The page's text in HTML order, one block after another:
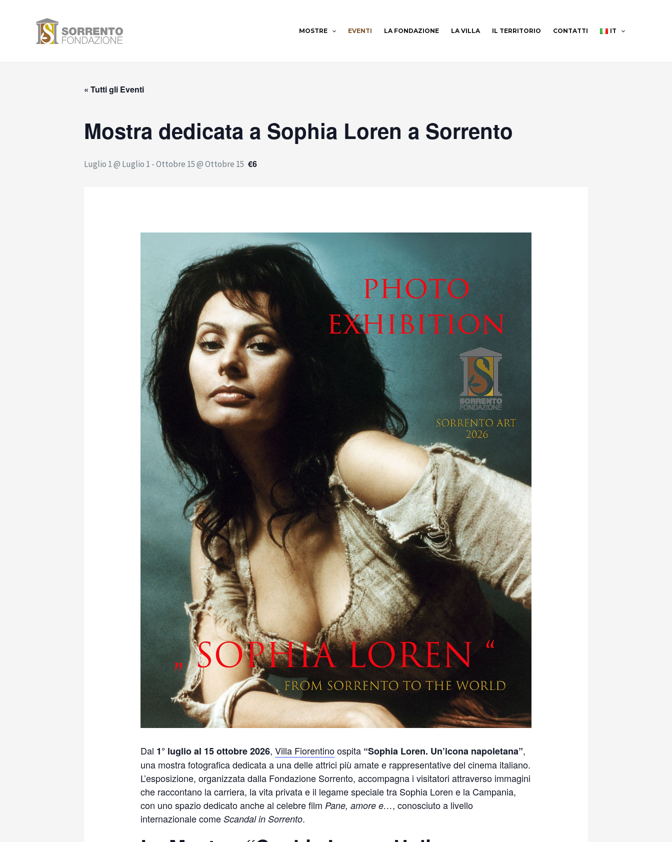
MOSTRE EVENTI LA FONDAZIONE LA VILLA IL TERRITORIO CONTATTI IT
« Tutti gli Eventi
Mostra dedicata a Sophia Loren a Sorrento
Luglio 1 @ Luglio 1 -Ottobre 15 @ Ottobre 15 €6
Dal 1° luglio al 15 ottobre 2026,Villa Fiorentinoospita “Sophia Loren. Un’icona napoletana”,
una mostra fotografica dedicata a una delle attrici più amate e rappresentative del cinema italiano.
L’esposizione, organizzata dalla Fondazione Sorrento, accompagna i visitatori attraverso immagini
che raccontano la carriera, la vita privata e il legame speciale tra Sophia Loren e la Campania,
con uno spazio dedicato anche al celebre film Pane, amore e…, conosciuto a livello
internazionale comeScandal in Sorrento.